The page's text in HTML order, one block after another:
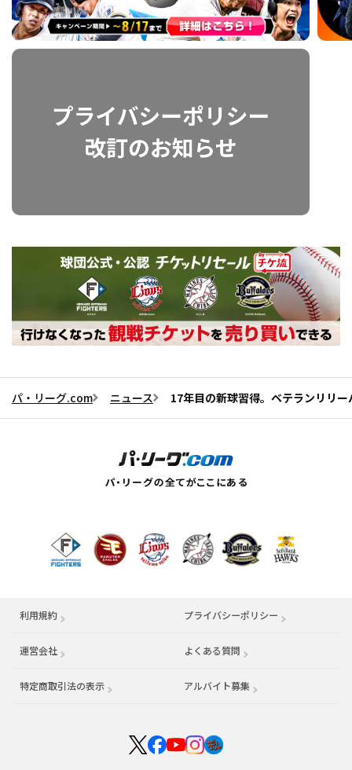
パ・リーグ.com ニュース 17年目の新球習得。ベテランリリ
利用規約 プライバシーポリシー
運営会社 （別ウィンドウで開く） よくある質問
特定商取引法の表示 アルバイト募集 （別ウィンドウで開く